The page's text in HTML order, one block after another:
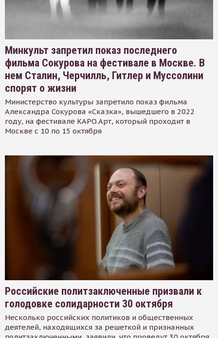
Минкульт запретил показ последнего
фильма Сокурова на фестивале в Москве. В
нем Сталин, Черчилль, Гитлер и Муссолини
спорят о жизни
Министерство культуры запретило показ фильма
Александра Сокурова «Сказка», вышедшего в 2022
году, на фестивале КАРО.Арт, который проходит в
Москве с 10 по 15 октября
Российские политзаключенные призвали к
голодовке солидарности 30 октября
Несколько российских политиков и общественных
деятелей, находящихся за решеткой и признанных